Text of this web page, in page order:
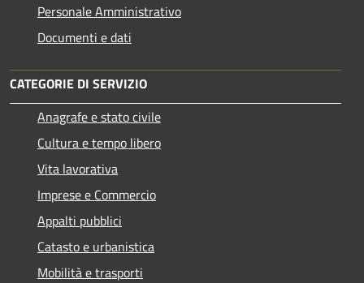
Personale Amministrativo
Documenti e dati
CATEGORIE DI SERVIZIO
Anagrafe e stato civile
Cultura e tempo libero
Vita lavorativa
Imprese e Commercio
Appalti pubblici
Catasto e urbanistica
Mobilità e trasporti